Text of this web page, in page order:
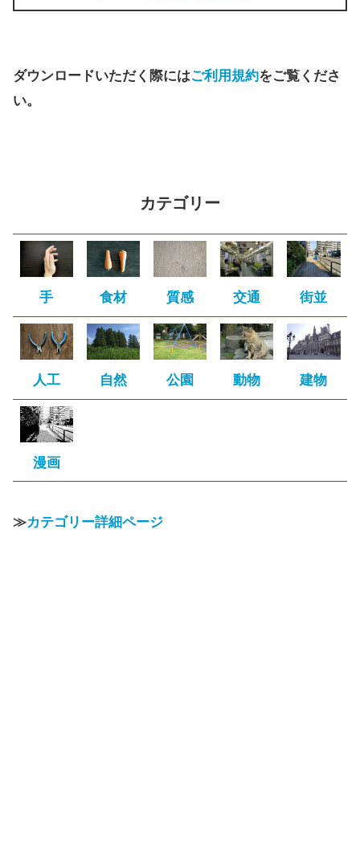
ダウンロードいただく際にはご利用規約をご覧くださ
い。
カテゴリー
手 食材 質感 交通 街並
人工 自然 公園 動物 建物
漫画
≫カテゴリー詳細ページ